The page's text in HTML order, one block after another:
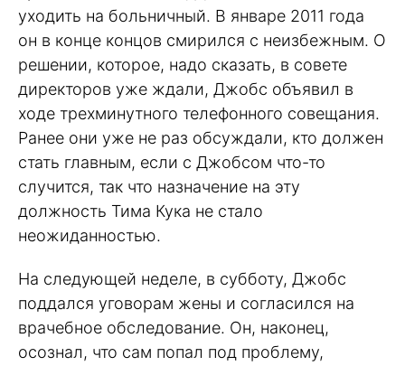
уходить на больничный. В январе 2011 года
он в конце концов смирился с неизбежным. О
решении, которое, надо сказать, в совете
директоров уже ждали, Джобс объявил в
ходе трехминутного телефонного совещания.
Ранее они уже не раз обсуждали, кто должен
стать главным, если с Джобсом что-то
случится, так что назначение на эту
должность Тима Кука не стало
неожиданностью.
На следующей неделе, в субботу, Джобс
поддался уговорам жены и согласился на
врачебное обследование. Он, наконец,
осознал, что сам попал под проблему,